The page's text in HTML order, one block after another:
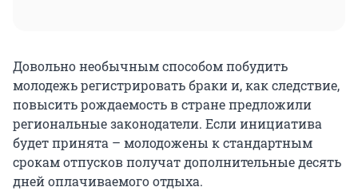
Довольно необычным способом побудить
молодежь регистрировать браки и, как следствие,
повысить рождаемость в стране предложили
региональные законодатели. Если инициатива
будет принята – молодожены к стандартным
срокам отпусков получат дополнительные десять
дней оплачиваемого отдыха.